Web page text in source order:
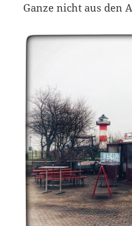
Ganze nicht aus den